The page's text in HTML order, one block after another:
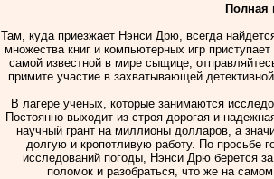
Полная
Там, куда приезжает Нэнси Дрю, всегда
множества книг и компьютерных игр
самой известной в мире сыщице,
примите участие в захватывающей
В лагере ученых, которые занимаются
Постоянно выходит из строя дорогая и
научный грант на миллионы долларов, а
долгую и кропотливую работу. По просьбе
исследований погоды, Нэнси Дрю берется
поломок и разобраться, что же на